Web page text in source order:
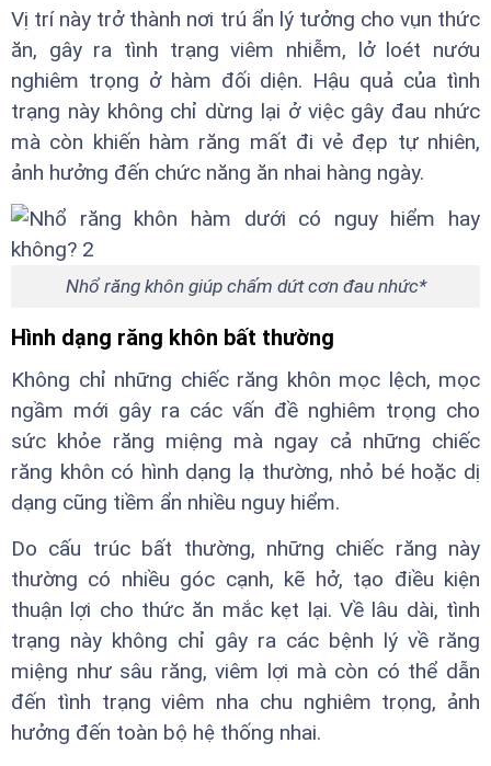
Vị trí này trở thành nơi trú ẩn lý tưởng cho vụn thức
ăn, gây ra tình trạng viêm nhiễm, lở loét nướu
nghiêm trọng ở hàm đối diện. Hậu quả của tình
trạng này không chỉ dừng lại ở việc gây đau nhức
mà còn khiến hàm răng mất đi vẻ đẹp tự nhiên,
ảnh hưởng đến chức năng ăn nhai hàng ngày.
Nhổ răng khôn giúp chấm dứt cơn đau nhức*
Hình dạng răng khôn bất thường
Không chỉ những chiếc răng khôn mọc lệch, mọc
ngầm mới gây ra các vấn đề nghiêm trọng cho
sức khỏe răng miệng mà ngay cả những chiếc
răng khôn có hình dạng lạ thường, nhỏ bé hoặc dị
dạng cũng tiềm ẩn nhiều nguy hiểm.
Do cấu trúc bất thường, những chiếc răng này
thường có nhiều góc cạnh, kẽ hở, tạo điều kiện
thuận lợi cho thức ăn mắc kẹt lại. Về lâu dài, tình
trạng này không chỉ gây ra các bệnh lý về răng
miệng như sâu răng, viêm lợi mà còn có thể dẫn
đến tình trạng viêm nha chu nghiêm trọng, ảnh
hưởng đến toàn bộ hệ thống nhai.